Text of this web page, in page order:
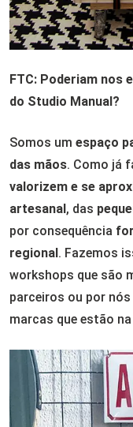
FTC: Poderiam nos
do Studio Manual?
Somos um espaço
das mãos. Como já
valorizem e se
artesanal , das
por consequência
regional . Fazemos
workshops que são
parceiros ou por
marcas que estão